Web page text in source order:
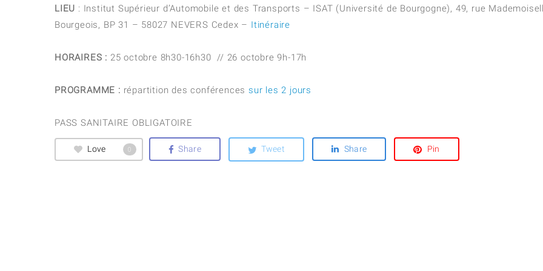
LIEU : Institut Supérieur d’Automobile et des Transports – ISAT (Université de Bourgogne), 49, rue
Bourgeois, BP 31 – 58027 NEVERS Cedex – Itinéraire
HORAIRES : 25 octobre 8h30-16h30 // 26 octobre 9h-17h
PROGRAMME : répartition des conférences sur les 2 jours
PASS SANITAIRE OBLIGATOIRE
Love 0 Share Tweet Share Pin